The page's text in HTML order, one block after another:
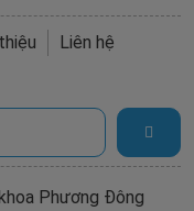
Liên hệ
Phương Đông